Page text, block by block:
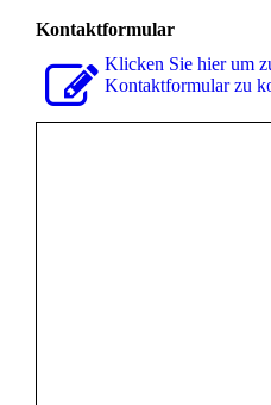
Kontaktformular
Klicken Sie hier um
Kon­takt­for­mu­lar zu